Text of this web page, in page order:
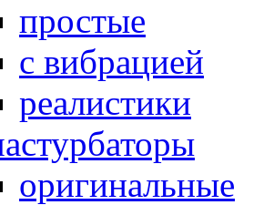
простые
с вибрацией
реалистики
оригинальные